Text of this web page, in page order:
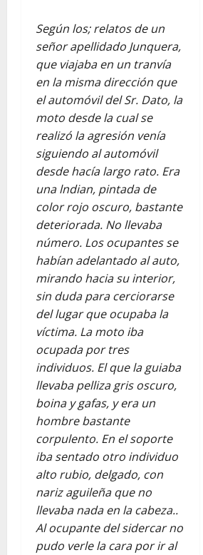
Según los; relatos de un
señor apellidado Junquera,
que viajaba en un tranvía
en la misma dirección que
el automóvil del Sr. Dato, la
moto desde la cual se
realizó la agresión venía
siguiendo al automóvil
desde hacía largo rato. Era
una lndian, pintada de
color rojo oscuro, bastante
deteriorada. No llevaba
número. Los ocupantes se
habían adelantado al auto,
mirando hacia su interior,
sin duda para cerciorarse
del lugar que ocupaba la
víctima. La moto iba
ocupada por tres
individuos. El que la guiaba
llevaba pelliza gris oscuro,
boina y gafas, y era un
hombre bastante
corpulento. En el soporte
iba sentado otro individuo
alto rubio, delgado, con
nariz aguileña que no
llevaba nada en la cabeza..
Al ocupante del sidercar no
pudo verle la cara por ir al